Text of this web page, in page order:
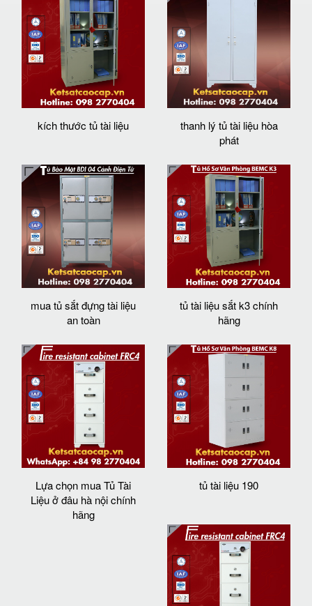
kích thước tủ tài liệu
thanh lý tủ tài liệu hòa
phát
mua tủ sắt đựng tài liệu
an toàn
tủ tài liệu sắt k3 chính
hãng
Lựa chọn mua Tủ Tài
Liệu ở đâu hà nội chính
hãng
tủ tài liệu 190